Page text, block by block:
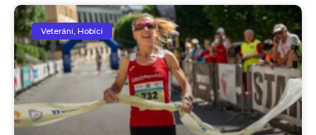
Veteráni, Hobíci